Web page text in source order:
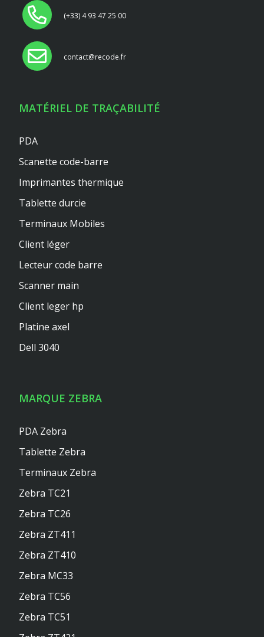
(+33) 4 93 47 25 00
contact@recode.fr
MATÉRIEL DE TRAÇABILITÉ
PDA
Scanette code-barre
Imprimantes thermique
Tablette durcie
Terminaux Mobiles
Client léger
Lecteur code barre
Scanner main
Client leger hp
Platine axel
Dell 3040
MARQUE ZEBRA
PDA Zebra
Tablette Zebra
Terminaux Zebra
Zebra TC21
Zebra TC26
Zebra ZT411
Zebra ZT410
Zebra MC33
Zebra TC56
Zebra TC51